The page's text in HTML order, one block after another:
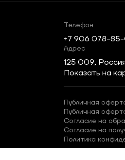
Телефон
+7 906 078-
Адрес
125 009,
Показать на
Публичная
Публичная
Согласие на
Согласие на
Политика